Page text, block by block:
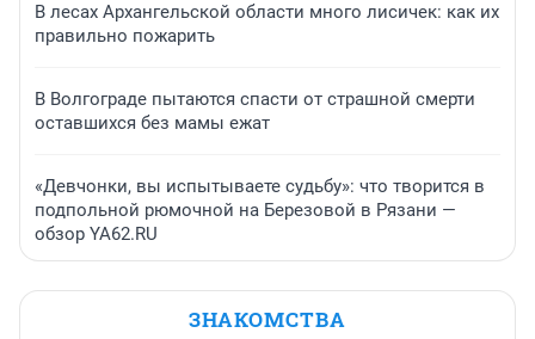
В лесах Архангельской области много лисичек: как их
правильно пожарить
В Волгограде пытаются спасти от страшной смерти
оставшихся без мамы ежат
«Девчонки, вы испытываете судьбу»: что творится в
подпольной рюмочной на Березовой в Рязани —
обзор YA62.RU
ЗНАКОМСТВА